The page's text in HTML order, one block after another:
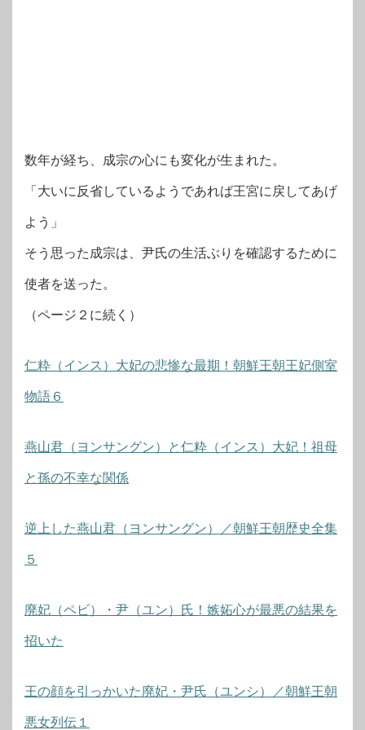
数年が経ち、成宗の心にも変化が生まれた。
「大いに反省しているようであれば王宮に戻してあげ
よう」
そう思った成宗は、尹氏の生活ぶりを確認するために
使者を送った。
（ページ２に続く）
仁粋（インス）大妃の悲惨な最期！朝鮮王朝王妃側室
物語６
燕山君（ヨンサングン）と仁粋（インス）大妃！祖母
と孫の不幸な関係
逆上した燕山君（ヨンサングン）／朝鮮王朝歴史全集
５
廃妃（ペビ）・尹（ユン）氏！嫉妬心が最悪の結果を
招いた
王の顔を引っかいた廃妃・尹氏（ユンシ）／朝鮮王朝
悪女列伝１